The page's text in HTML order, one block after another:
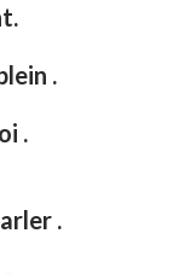
.
.
.
.
.
.
.